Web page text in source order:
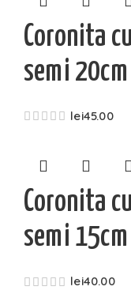
Coronita
semi
lei45.00
Coronita
semi
lei40.00